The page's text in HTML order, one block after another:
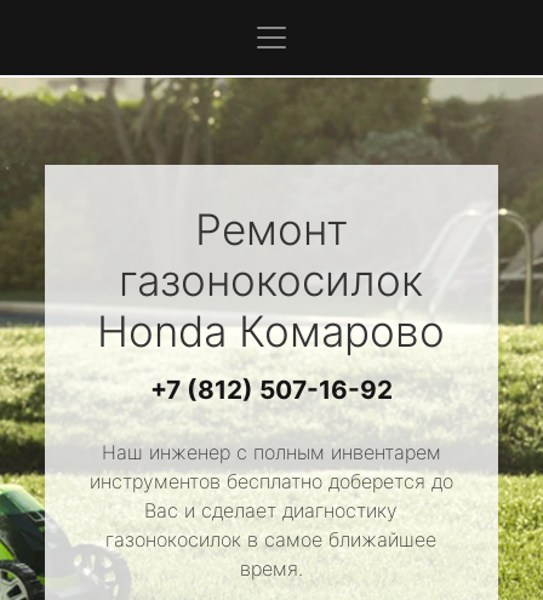
Ремонт
газонокосилок
HondaКомарово
+7 (812) 507-16-92
Наш инженер с полным инвентарем
инструментов бесплатно доберется до
Вас и сделает диагностику
газонокосилок в самое ближайшее
время.